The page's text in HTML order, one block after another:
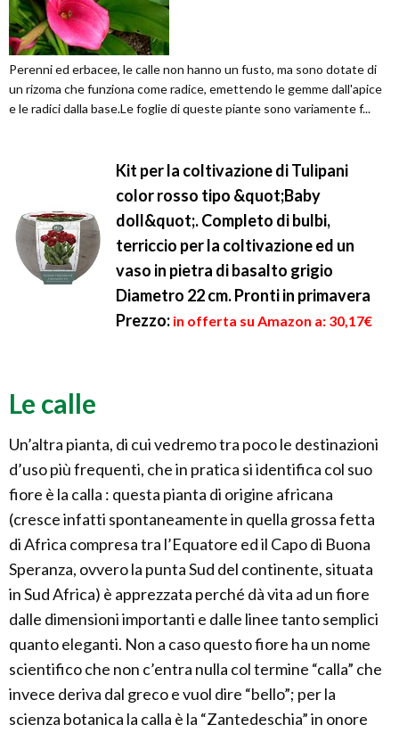
Perenni ed erbacee, le calle non hanno un fusto, ma sono dotate di
un rizoma che funziona come radice, emettendo le gemme dall'apice
e le radici dalla base.Le foglie di queste piante sono variamente f...
Kit per la coltivazione di Tulipani
color rosso tipo &quot;Baby
doll&quot;. Completo di bulbi,
terriccio per la coltivazione ed un
vaso in pietra di basalto grigio
Diametro 22 cm. Pronti in primavera
Prezzo: in offerta su Amazon a: 30,17€
Le calle
Un’altra pianta, di cui vedremo tra poco le destinazioni
d’uso più frequenti, che in pratica si identifica col suo
fiore è la calla : questa pianta di origine africana
(cresce infatti spontaneamente in quella grossa fetta
di Africa compresa tra l’Equatore ed il Capo di Buona
Speranza, ovvero la punta Sud del continente, situata
in Sud Africa) è apprezzata perché dà vita ad un fiore
dalle dimensioni importanti e dalle linee tanto semplici
quanto eleganti. Non a caso questo fiore ha un nome
scientifico che non c’entra nulla col termine “calla” che
invece deriva dal greco e vuol dire “bello”; per la
scienza botanica la calla è la “Zantedeschia” in onore